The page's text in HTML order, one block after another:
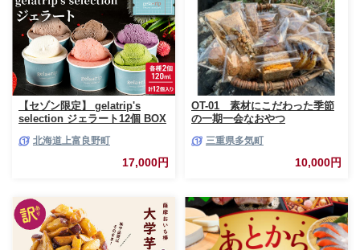
【セゾン限定】 gelatrip's
selection ジェラート12個 BOX
スクリーム ジェラート デザー
ト ギフト 贈呈 贈り物 ミルク
生乳 牛乳 お菓子 スイーツ 冷凍
北海道上富良野町
17,000円
OT-01 素材にこだわった季節
の一期一会なおやつ
三重県多気町
10,000円